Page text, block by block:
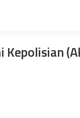
Kepolisian